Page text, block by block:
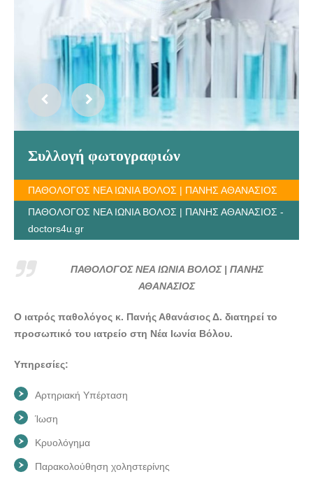
Συλλογή φωτογραφιών
ΠΑΘΟΛΟΓΟΣ ΝΕΑ ΙΩΝΙΑ ΒΟΛΟΣ | ΠΑΝΗΣ ΑΘΑΝΑΣΙΟΣ
ΠΑΘΟΛΟΓΟΣ ΝΕΑ ΙΩΝΙΑ ΒΟΛΟΣ | ΠΑΝΗΣ ΑΘΑΝΑΣΙΟΣ -
doctors4u.gr
ΠΑΘΟΛΟΓΟΣ ΝΕΑ ΙΩΝΙΑ ΒΟΛΟΣ | ΠΑΝΗΣ
ΑΘΑΝΑΣΙΟΣ
Ο ιατρός παθολόγος κ. Πανής Αθανάσιος Δ. διατηρεί το
προσωπικό του ιατρείο στη Νέα Ιωνία Βόλου.
Υπηρεσίες:
Αρτηριακή Υπέρταση
Ίωση
Κρυολόγημα
Παρακολούθηση χοληστερίνης